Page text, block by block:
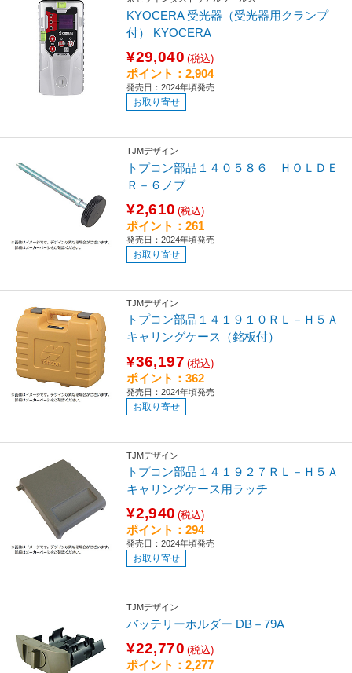
KYOCERA 受光器（受光器用クランプ
付） KYOCERA
¥29,040 (税込)
ポイント：2,904
発売日：2024年頃発売
お取り寄せ
TJMデザイン
トプコン部品１４０５８６ ＨＯＬＤＥ
Ｒ－６ノブ
¥2,610 (税込)
ポイント：261
発売日：2024年頃発売
お取り寄せ
TJMデザイン
トプコン部品１４１９１０ＲＬ－Ｈ５Ａ
キャリングケース（銘板付）
¥36,197 (税込)
ポイント：362
発売日：2024年頃発売
お取り寄せ
TJMデザイン
トプコン部品１４１９２７ＲＬ－Ｈ５Ａ
キャリングケース用ラッチ
¥2,940 (税込)
ポイント：294
発売日：2024年頃発売
お取り寄せ
TJMデザイン
バッテリーホルダー DB－79A
¥22,770 (税込)
ポイント：2,277